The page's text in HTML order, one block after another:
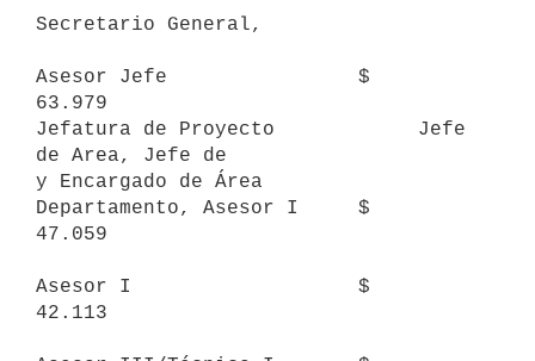
Secretario General,
Asesor Jefe                $
63.979
Jefatura de Proyecto            Jefe
de Area, Jefe de
y Encargado de Área
Departamento, Asesor I     $
47.059
Asesor I                   $
42.113